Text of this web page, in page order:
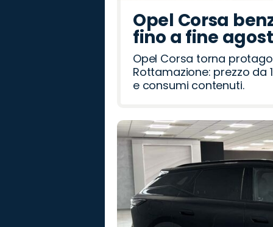
Opel Corsa
fino a fine
Opel Corsa torna
Rottamazione: prezzo da
e consumi contenuti.